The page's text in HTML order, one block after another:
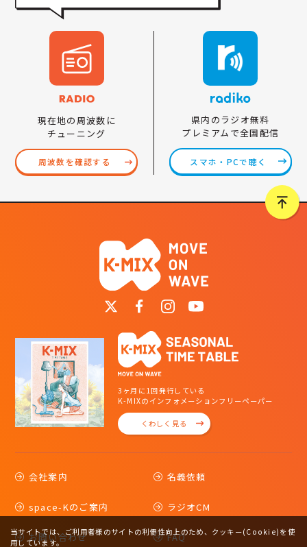
現在地の周波数に
チューニング
周波数を確認する
県内のラジオ無料
プレミアムで全国配信
スマホ・PCで聴く
3ヶ月に1回発行している
K-MIXのインフォメーションフリーペーパー
くわしく見る
会社案内 名義依頼
space-Kのご案内 ラジオCM
お問い合わせ FAQ
当サイトでは、ご利用者様のサイトの利便性向上のため、クッキー(Cookie)を使
用しています。